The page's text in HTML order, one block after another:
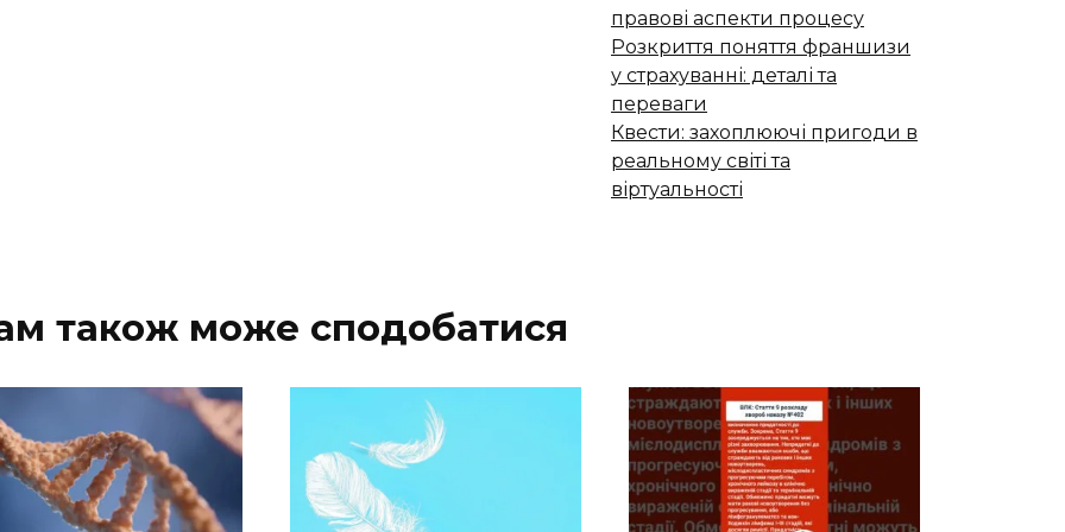
правові аспекти процесу
Розкриття поняття франшизи
у страхуванні: деталі та
переваги
Квести: захоплюючі пригоди в
реальному світі та
віртуальності
також може сподобатися